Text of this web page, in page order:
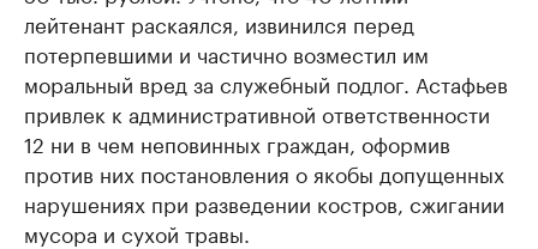
лейтенант раскаялся, извинился перед
потерпевшими и частично возместил им
моральный вред за служебный подлог. Астафьев
привлек к административной ответственности
12 ни в чем неповинных граждан, оформив
против них постановления о якобы допущенных
нарушениях при разведении костров, сжигании
мусора и сухой травы.